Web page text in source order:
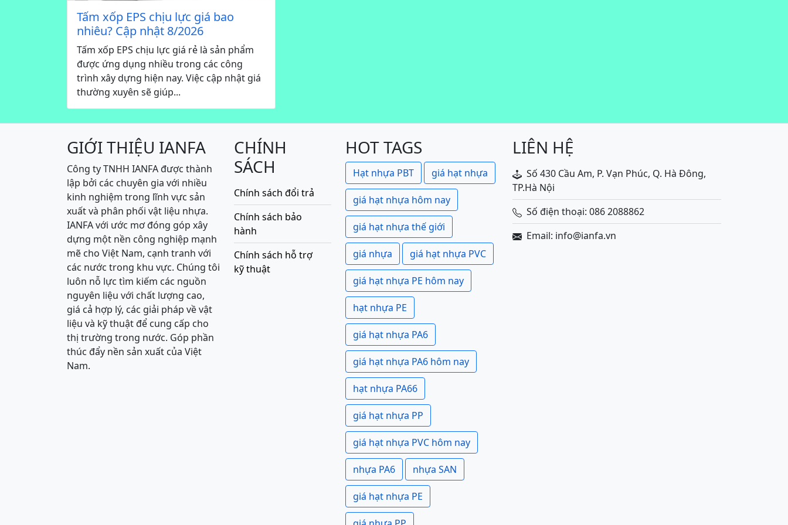
Tấm xốp EPS chịu lực giá bao
nhiêu? Cập nhật 8/2026
Tấm xốp EPS chịu lực giá rẻ là sản phẩm
được ứng dụng nhiều trong các công
trình xây dựng hiện nay. Việc cập nhật giá
thường xuyên sẽ giúp...
GIỚI THIỆU IANFA
Công ty TNHH IANFA được thành
lập bởi các chuyên gia với nhiều
kinh nghiệm trong lĩnh vực sản
xuất và phân phối vật liệu nhựa.
IANFA với ước mơ đóng góp xây
dựng một nền công nghiệp mạnh
mẽ cho Việt Nam, cạnh tranh với
các nước trong khu vực. Chúng tôi
luôn nỗ lực tìm kiếm các nguồn
nguyên liệu với chất lượng cao,
giá cả hợp lý, các giải pháp về vật
liệu và kỹ thuật để cung cấp cho
thị trường trong nước. Góp phần
thúc đẩy nền sản xuất của Việt
Nam.
CHÍNH
SÁCH
Chính sách đổi trả
Chính sách bảo
hành
Chính sách hỗ trợ
kỹ thuật
HOT TAGS
Hạt nhựa PBT giá hạt nhựa
giá hạt nhựa hôm nay
giá hạt nhựa thế giới
giá nhựa giá hạt nhựa PVC
giá hạt nhựa PE hôm nay
hạt nhựa PE
giá hạt nhựa PA6
giá hạt nhựa PA6 hôm nay
hạt nhựa PA66
giá hạt nhựa PP
giá hạt nhựa PVC hôm nay
nhựa PA6 nhựa SAN
giá hạt nhựa PE
LIÊN HỆ
Số 430 Cầu Am, P. Vạn Phúc, Q. Hà Đông,
TP.Hà Nội
Số điện thoại: 086 2088862
Email: info@ianfa.vn